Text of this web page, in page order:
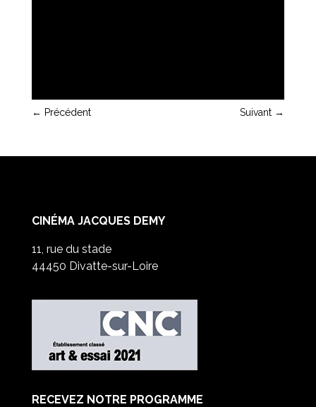
← Précédent Suivant →
CINÉMA JACQUES DEMY
11, rue du stade
44450 Divatte-sur-Loire
RECEVEZ NOTRE PROGRAMME